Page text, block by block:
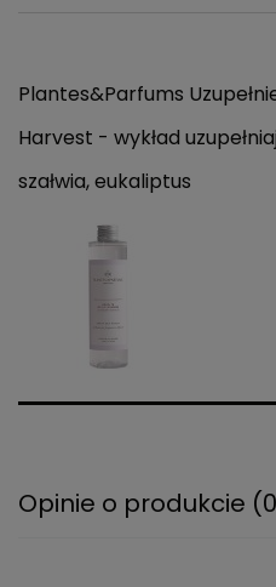
Plantes&Parfums
Harvest - wykład
szałwia, eukaliptus
Opinie o produkcie